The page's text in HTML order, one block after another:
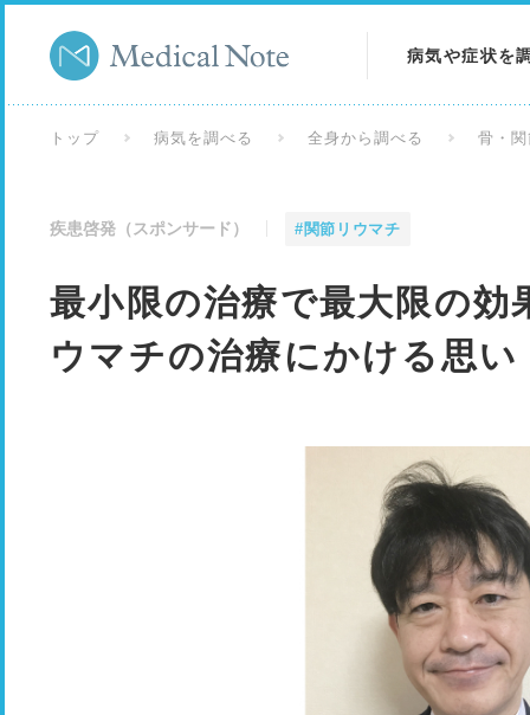
病気や症状を
トップ 病気を調べる 全身から調べる 骨・
疾患啓発（スポンサード） #関節リウマチ
最小限の治療で最大限の
ウマチの治療にかける思い